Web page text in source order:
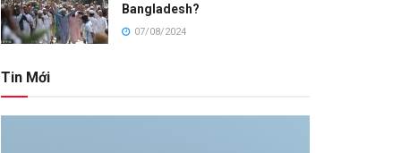
Bangladesh?
07/08/2024
Tin Mới